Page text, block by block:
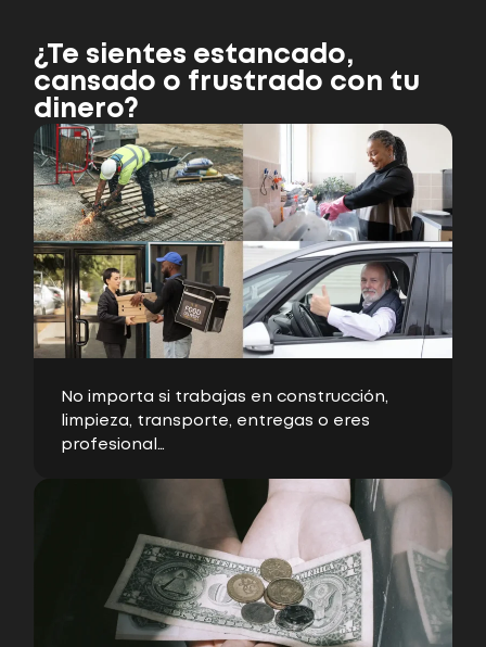
¿Te sientes estancado,
cansado o frustrado con tu
dinero?
No importa si trabajas en construcción,
limpieza, transporte, entregas o eres
profesional…